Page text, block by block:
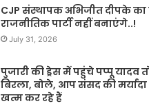
CJP संस्थापक अभिजीत दीपके का
राजनीतिक पार्टी नहीं बनाएंगे..!
July 31, 2026
पुजारी की ड्रेस में पहुंचे पप्पू
बिरला, बोले, आप संसद की मर्यादा
खत्म कर रहे हैं